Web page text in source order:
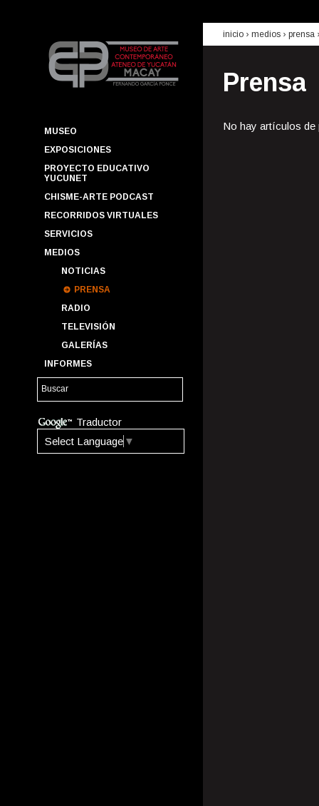
MUSEO
EXPOSICIONES
PROYECTO EDUCATIVO
YUCUNET
CHISME-ARTE PODCAST
RECORRIDOS VIRTUALES
SERVICIOS
MEDIOS
NOTICIAS
PRENSA
RADIO
TELEVISIÓN
GALERÍAS
INFORMES
Traductor
Select Language ▼
inicio › medios › prensa
Prensa
No hay artículos de